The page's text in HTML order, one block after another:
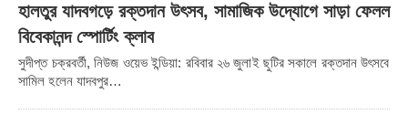
হালতুর যাদবগড়ে রক্তদান উৎসব, সামাজিক উদ্যোগে সাড়া ফেলল
বিবেকানন্দ স্পোর্টিং ক্লাব
সুদীপ্ত চক্রবর্তী, নিউজ ওয়েভ ইন্ডিয়া: রবিবার ২৬ জুলাই ছুটির সকালে রক্তদান উৎসবে
সামিল হলেন যাদবপুর…